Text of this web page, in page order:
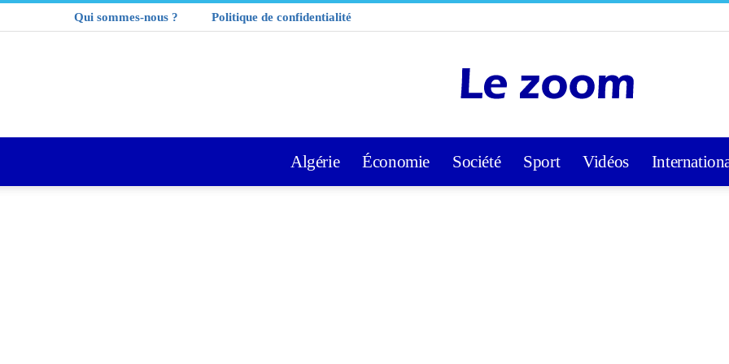
Qui sommes-nous ? Politique de confidentialité
Lezoom
Algérie Économie Société Sport Vidéos